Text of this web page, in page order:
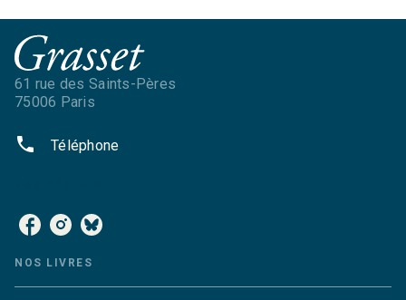
61 rue des Saints-Pères
75006 Paris
phone Téléphone
NOS LIVRES